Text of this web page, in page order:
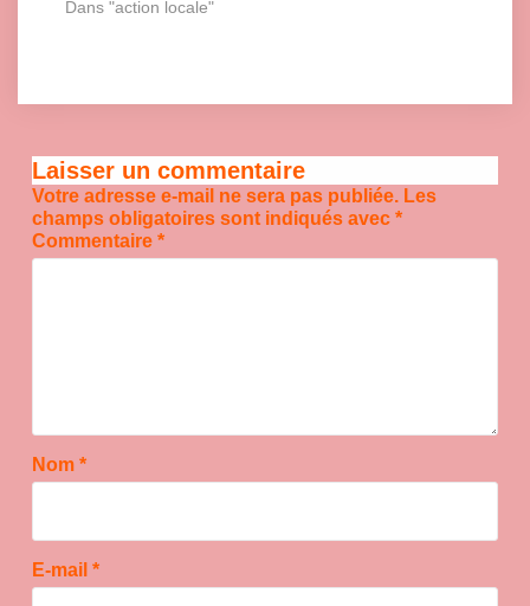
Dans "action locale"
Laisser un commentaire
Votre adresse e-mail ne sera pas publiée. Les
champs obligatoires sont indiqués avec *
Commentaire *
Nom *
E-mail *